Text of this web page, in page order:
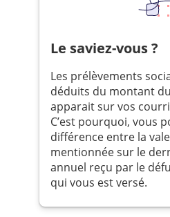
Le saviez-vous ?
Les prélèvements
déduits du montant
apparait sur vos
C’est pourquoi, vous
différence entre la
mentionnée sur le
annuel reçu par le
qui vous est versé.